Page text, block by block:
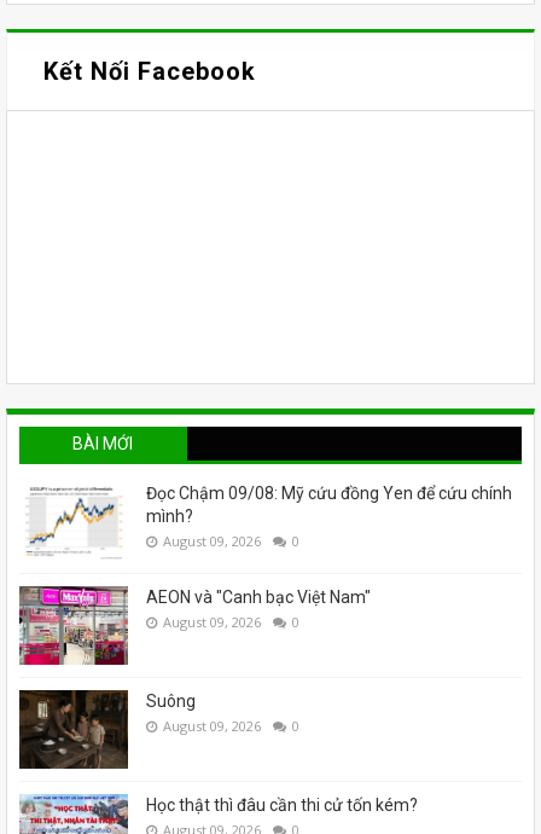
Kết Nối Facebook
BÀI MỚI
Đọc Chậm 09/08: Mỹ cứu đồng Yen để cứu chính
mình?
August 09, 2026 0
AEON và "Canh bạc Việt Nam"
August 09, 2026 0
Suông
August 09, 2026 0
Học thật thì đâu cần thi cử tốn kém?
August 09, 2026 0